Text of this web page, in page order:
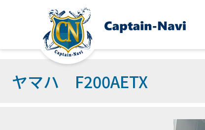
ヤマハ F200AETX